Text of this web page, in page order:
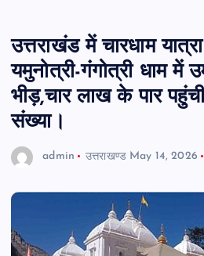
उत्तराखंड में चारधाम
यमुनोत्री-गंगोत्री धाम में
भीड़,चार लाख के पार
संख्या।
admin उत्तराखण्ड May 14, 2026